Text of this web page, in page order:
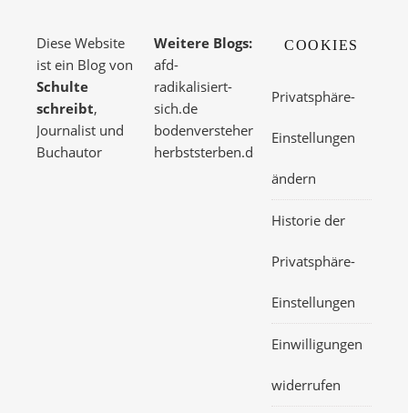
Diese Website
ist ein Blog von
Schulte
schreibt,
Journalist und
Buchautor
Weitere Blogs:
afd-
radikalisiert-
sich.de
bodenversteher.de
herbststerben.de
COOKIES
Privatsphäre-
Einstellungen
ändern
Historie der
Privatsphäre-
Einstellungen
Einwilligungen
widerrufen